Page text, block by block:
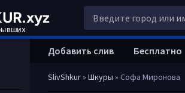
SlivShkur» Шкуры » Софа Миронова
Добавить слив Бесплатно